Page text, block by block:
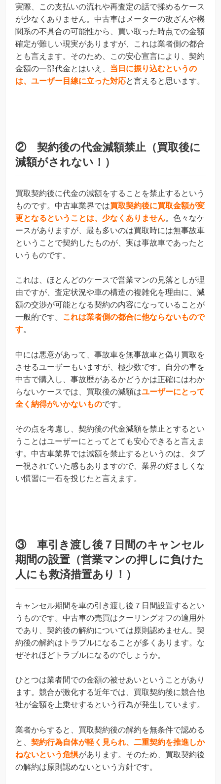
実際、この支払いの流れや再査定の話で揉めるケース
が少なくありません。中古車はメーターの改ざんや機
関系の不具合の可能性から、買い取った時点での金額
確定が難しい現実がありますが、これは業者側の都合
とも言えます。そのため、この安心宣言により、契約
金額の一部代金とはいえ、 当日に振り込むというの
は、ユーザー目線に立った対応と言えると思います。
② 契約後の代金減額禁止（買取後に
減額がされない！）
買取契約後に代金の減額をすることを禁止するという
ものです。中古車業界では買取契約後に買取金額が変
更となるということは、少なくありません。色々なケ
ースがありますが、最も多いのは買取時には無事故車
ということで契約したものが、実は事故車であったと
いうものです。
これは、ほとんどのケースで営業マンの見落としが理
由ですが、査定状況や車の構造の複雑化を理由に、減
額の交渉が可能となる契約の内容になっていることが
一般的です。 これは業者側の都合に他ならないもので
す。
中には悪意があって、事故車を無事故車と偽り買取を
させるユーザーもいますが、極少数です。自分の車を
中古で購入し、事故歴があるかどうかは正確にはわか
らないケースでは、買取後の減額はユーザーにとって
全く納得がいかないものです。
その点を考慮し、契約後の代金減額を禁止とするとい
うことはユーザーにとってとても安心できると言えま
す。中古車業界では減額を禁止するというのは、タブ
ー視されていた感もありますので、業界の好ましくな
い慣習に一石を投じたと言えます。
③ 車引き渡し後７日間のキャンセル
期間の設置（営業マンの押しに負けた
人にも救済措置あり！）
キャンセル期間を車の引き渡し後７日間設置するとい
うものです。中古車の売買はクーリングオフの適用外
であり、契約後の解約については原則認めません。契
約後の解約はトラブルになることが多くあります。な
ぜそれほどトラブルになるのでしょうか。
ひとつは業者間での金額の被せあいということがあり
ます。競合が激化する近年では、買取契約後に競合他
社が金額を上乗せするという行為が発生しています。
業者からすると、買取契約後の解約を無条件で認める
と、 契約行為自体が軽く見られ、 二重契約を推進しか
ねないという危惧があります。そのため、買取契約後
の解約は原則認めないという方針です。